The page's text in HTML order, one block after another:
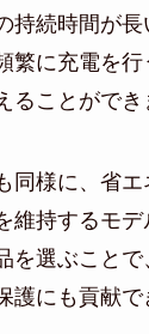
持続時間が
繁に充電を
ることができ
同様に、省
維持するモデ
を選ぶことで
護にも貢献で